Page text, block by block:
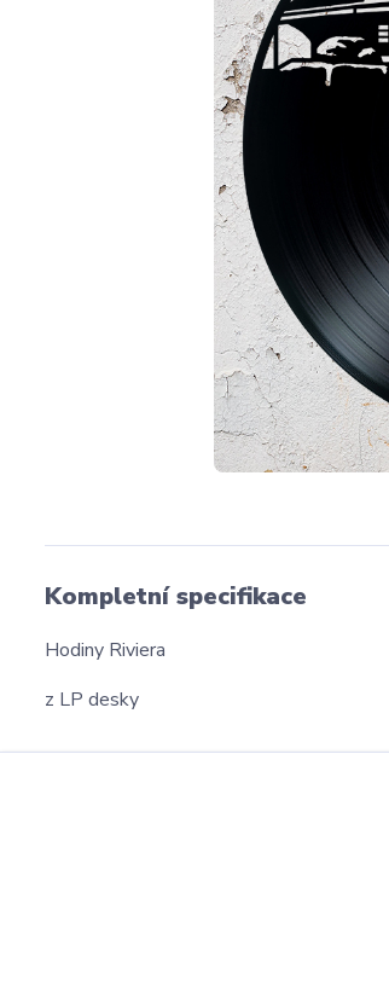
Kompletní specifikace
Hodiny Riviera
z LP desky